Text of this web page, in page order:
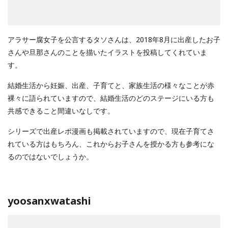
アラサー腐女子を公言するタソさんは、2018年8月に出産したお子
さんや旦那さんのことを描いたイラストを投稿してくれていま
す。
結婚生活から妊娠、出産、子育てと、家族生活の様々なことが赤
裸々に語られていますので、結婚生活のどのステージにいる方も
共感できること間違いなしです。
シリーズで出産レポ漫画も掲載されていますので、現在子育てさ
れている方はもちろん、これからお子さんを授かる方も参考にな
るのではないでしょうか。
yoosanxwatashi